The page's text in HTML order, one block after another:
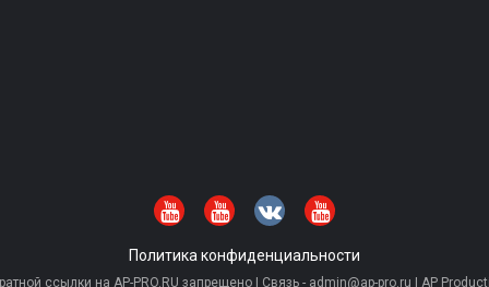
Политика конфиденциальности
ссылки на AP-PRO.RU запрещено | Связь - admin@ap-pro.ru | AP